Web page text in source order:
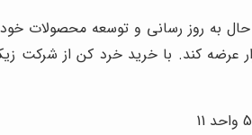
به روز رسانی و توسعه محصولات
عرضه کند. با خرید خرد کن از